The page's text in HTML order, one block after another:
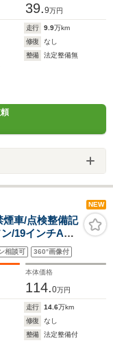
39.9万円
走行 9.9万km
修復
なし
整備
法定整備無
NEW
車/点検整備記
/19インチAW/
ー/冷暖房シー
ヘッドライ
相談可 360°画像付
本体価格
114.0万円
走行 14.6万km
修復
なし
整備
法定整備付